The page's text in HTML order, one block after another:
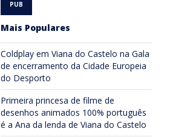
Mais Populares
Coldplay em Viana do Castelo na Gala
de encerramento da Cidade Europeia
do Desporto
Primeira princesa de filme de
desenhos animados 100% português
é a Ana da lenda de Viana do Castelo